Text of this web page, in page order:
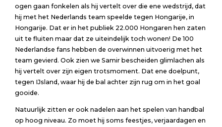
ogen gaan fonkelen als hij vertelt over die ene wedstrijd, dat
hij met het Nederlands team speelde tegen Hongarije, in
Hongarije. Dat er in het publiek 22.000 Hongaren hen zaten
uit te fluiten maar dat ze uiteindelijk toch wonen! De 100
Nederlandse fans hebben de overwinnen uitvoerig met het
team gevierd. Ook zien we Samir bescheiden glimlachen als
hij vertelt over zijn eigen trotsmoment. Dat ene doelpunt,
tegen IJsland, waar hij de bal achter zijn rug om in het goal
gooide.
Natuurlijk zitten er ook nadelen aan het spelen van handbal
op hoog niveau. Zo moet hij soms feestjes, verjaardagen en